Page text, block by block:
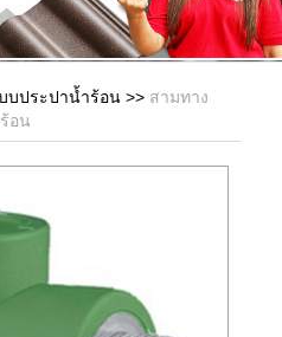
บประปาน้ำร้อน>> สามทาง
อน